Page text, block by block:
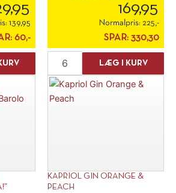
139,95
60,-
169,95
Normalpris: 225,-
SPAR: 330,30
Svoltacarrozze
Rosso
Toscana
antal
LÆG I KURV
KAPRIOL GIN ORANGE &
PEACH